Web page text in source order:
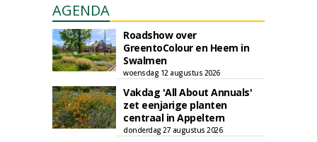
AGENDA
Roadshow over
GreentoColour en Heem in
Swalmen
woensdag 12 augustus 2026
Vakdag 'All About Annuals'
zet eenjarige planten
centraal in Appeltern
donderdag 27 augustus 2026